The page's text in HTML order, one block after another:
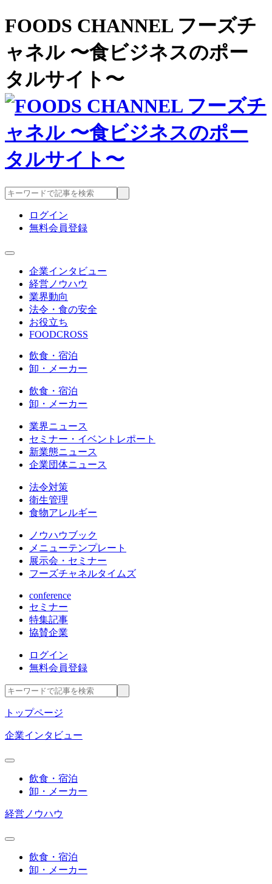
FOODS CHANNEL フーズチ
ャネル 〜食ビジネスのポー
タルサイト〜
ログイン
無料会員登録
企業インタビュー
経営ノウハウ
業界動向
法令・食の安全
お役立ち
FOODCROSS
飲食・宿泊
卸・メーカー
飲食・宿泊
卸・メーカー
業界ニュース
セミナー・イベントレポート
新業態ニュース
企業団体ニュース
法令対策
衛生管理
食物アレルギー
ノウハウブック
メニューテンプレート
展示会・セミナー
フーズチャネルタイムズ
conference
セミナー
特集記事
協賛企業
ログイン
無料会員登録
トップページ
企業インタビュー
飲食・宿泊
卸・メーカー
経営ノウハウ
飲食・宿泊
卸・メーカー